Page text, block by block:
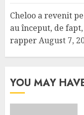
Cheloo a revenit
au început, de
rapperAugust 7,
YOU MAY